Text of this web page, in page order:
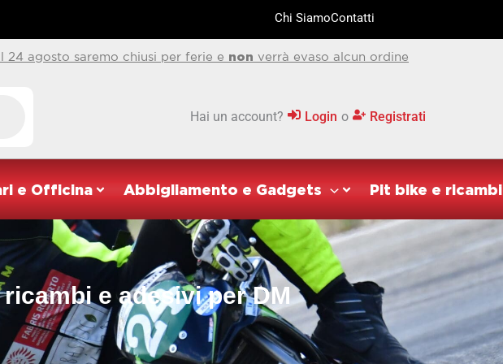
Chi SiamoContatti
24 agosto saremo chiusi per ferie e non verrà evaso alcun ordine
Hai un account? Login o Registrati
e Officina Abbigliamento e Gadgets Pit bike e ricambi
e adesivi per DM